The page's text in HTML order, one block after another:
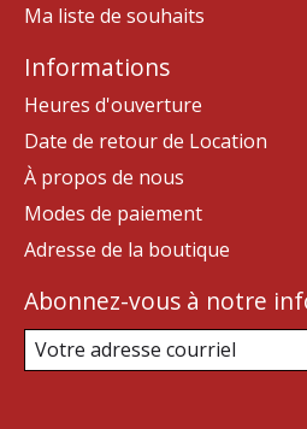
Ma liste de souhaits
Informations
Heures d'ouverture
Date de retour de Location
À propos de nous
Modes de paiement
Adresse de la boutique
Abonnez-vous à notre